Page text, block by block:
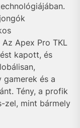
Apex Pro TKL
kapott, és
és a
Tény, a profik
zel, mint bármely